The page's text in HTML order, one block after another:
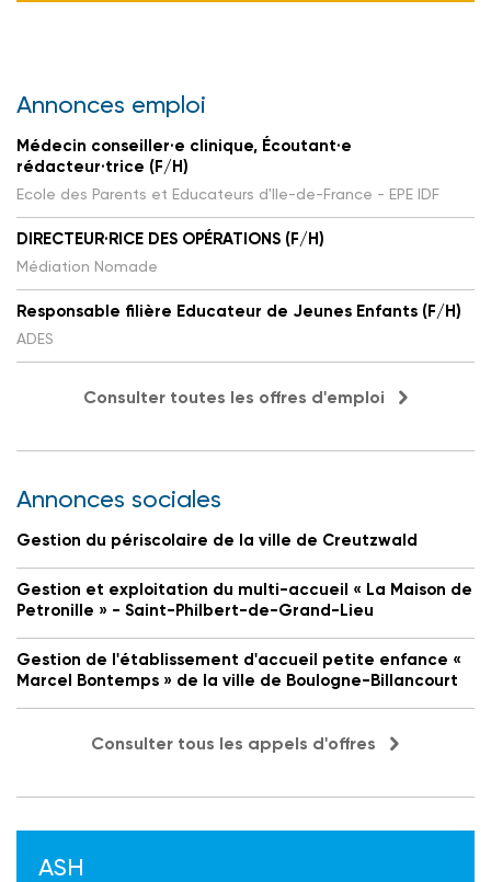
Annonces emploi
Médecin conseiller·e clinique, Écoutant·e
rédacteur·trice (F/H)
Ecole des Parents et Educateurs d'Ile-de-France - EPE IDF
DIRECTEUR·RICE DES OPÉRATIONS (F/H)
Médiation Nomade
Responsable filière Educateur de Jeunes Enfants (F/H)
ADES
Consulter toutes les offres d'emploi
Annonces sociales
Gestion du périscolaire de la ville de Creutzwald
Gestion et exploitation du multi-accueil « La Maison de
Petronille » - Saint-Philbert-de-Grand-Lieu
Gestion de l'établissement d'accueil petite enfance «
Marcel Bontemps » de la ville de Boulogne-Billancourt
Consulter tous les appels d'offres
ASH